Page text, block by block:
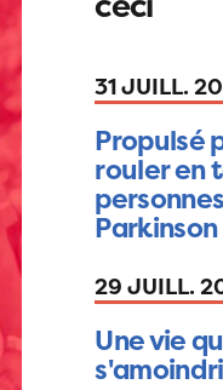
31 JUILL.
Propulsé
rouler en
Parkinson
29 JUILL.
Une vie